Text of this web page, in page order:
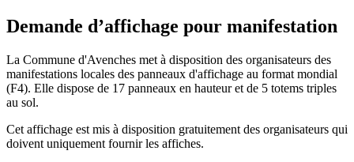
Demande d’affichage pour manifestation
La Commune d'Avenches met à disposition des organisateurs des
manifestations locales des panneaux d'affichage au format mondial
(F4). Elle dispose de 17 panneaux en hauteur et de 5 totems triples
au sol.
Cet affichage est mis à disposition gratuitement des organisateurs qui
doivent uniquement fournir les affiches.